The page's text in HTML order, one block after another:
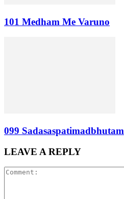
101 Medham Me Varuno
099 Sadasaspatimadbhutam
LEAVE A REPLY